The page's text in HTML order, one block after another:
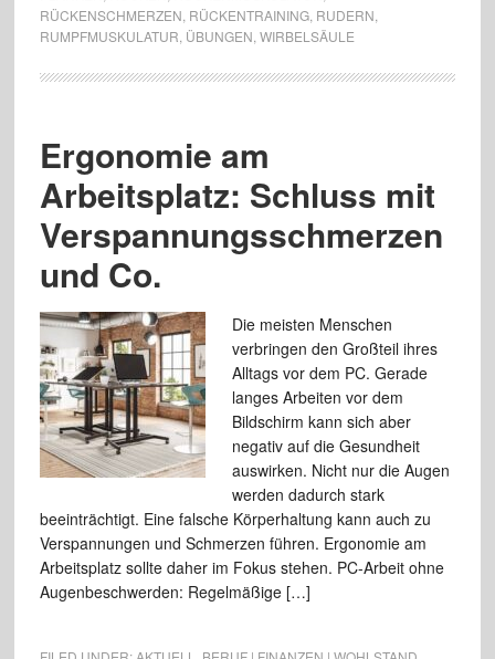
RÜCKENSCHMERZEN RÜCKENTRAINING, RUDERN
RUMPFMUSKULATUR ÜBUNGEN WIRBELSÄULE
Ergonomie am
Arbeitsplatz: Schluss mit
Verspannungsschmerzen
und Co.
Die meisten Menschen
verbringen den Großteil ihres
Alltags vor dem PC. Gerade
langes Arbeiten vor dem
Bildschirm kann sich aber
negativ auf die Gesundheit
auswirken. Nicht nur die Augen
werden dadurch stark
beeinträchtigt. Eine falsche Körperhaltung kann auch zu
Verspannungen und Schmerzen führen. Ergonomie am
Arbeitsplatz sollte daher im Fokus stehen. PC-Arbeit ohne
Augenbeschwerden: Regelmäßige […]